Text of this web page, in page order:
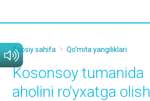
Asosiy sahifa Qo'mita yangiliklari
Kosonsoy tumanida
aholini ro‘yxatga olish